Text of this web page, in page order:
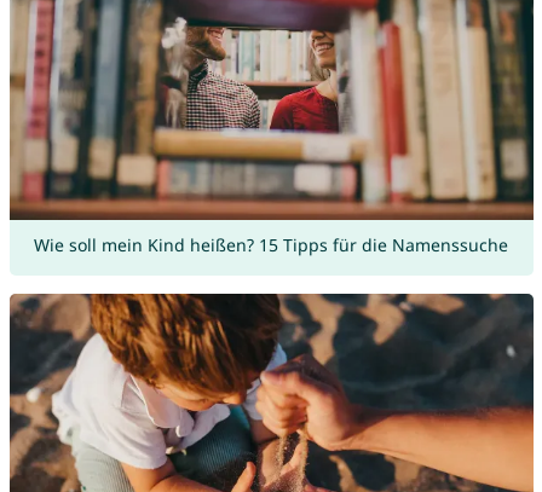
Wie soll mein Kind heißen? 15 Tipps für die Namenssuche